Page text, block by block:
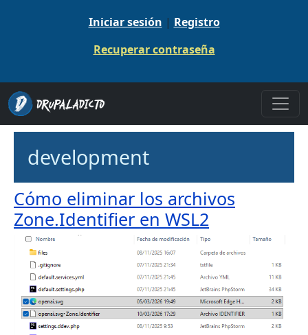
Iniciar sesión | Registro
Recuperar contraseña
development
Cómo eliminar los archivos
Zone.Identifier en WSL2